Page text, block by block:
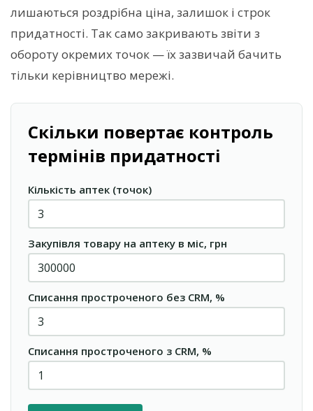
лишаються роздрібна ціна, залишок і строк
придатності. Так само закривають звіти з
обороту окремих точок — їх зазвичай бачить
тільки керівництво мережі.
Скільки повертає контроль
термінів придатності
Кількість аптек (точок)
Закупівля товару на аптеку в міс, грн
Списання простроченого без CRM, %
Списання простроченого з CRM, %